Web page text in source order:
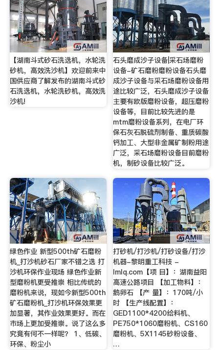
【湖南斗式砂石洗选机，水轮洗
砂机，高效洗沙机】欢迎前来中
国供应商了解发布的湖南斗式砂
石洗选机，水轮洗砂机，高效洗
沙机!
石头磨成沙子设备|采石场磨粉
设备-矿石磨粉磨粉设备石头磨
成沙子设备与采石场磨粉设备用
途比较广泛，石头磨成沙子设备
主要有欧版磨粉设备，超压磨粉
设备等，目前比较先进的是
mtm磨粉设备系列，在电厂环
保石灰石脱硫剂制备、重质碳酸
钙加工、大型非金属矿制粉用途
广泛，采石场磨粉设备目前磨粉
机，制砂设备比较广泛。
绿色作业 新型500th矿石磨粉
机_打沙机砂石厂家不错之选 打
沙机环保作业现场 绿色作业新
型磨粉机更受推崇 相比传统的
磨粉机来说，现如今新型500th
矿石磨粉机_打沙机环保效果更
加显著，其作业效果更好。而在
市场上更加受推崇。说了这么多
究竟有何不一样呢？ 1、低碳、
环保、粉尘小
打砂机/打沙机/打砂设备/打沙
机器-黎明重工科技 -
lmlq.com【项 目】：湖南益阳
高速公路项目 【加工物料】：
鹅卵石 【产 量】：170吨/小
时 【生产线配置】：
GED1100*4200给料机、
PE750*1060磨粉机、CS160
磨粉机、5X1145砂粉设备、
…